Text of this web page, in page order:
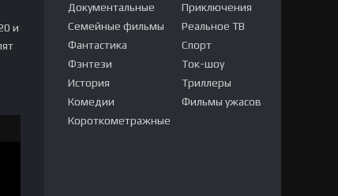
и
Документальные
Семейные фильмы
Фантастика
Фэнтези
История
Комедии
Короткометражные
Приключения
Реальное ТВ
Спорт
Ток-шоу
Триллеры
Фильмы ужасов